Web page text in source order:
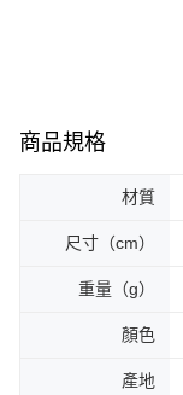
商品規格
材質
尺寸（cm）
重量（g）
顏色
產地